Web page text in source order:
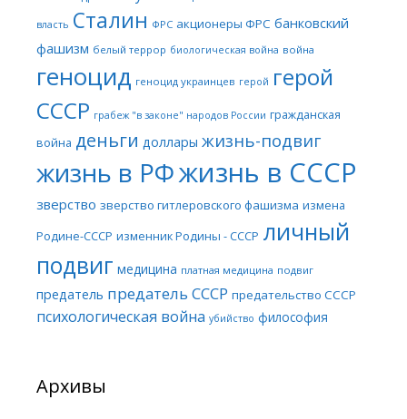
власть Сталин ФРС акционеры ФРС банковский
фашизм белый террор биологическая война война
геноцид геноцид украинцев герой герой
СССР грабеж "в законе" народов России гражданская
война деньги доллары жизнь-подвиг
жизнь в РФжизнь в СССР
зверство зверство гитлеровского фашизма измена
Родине-СССР изменник Родины - СССР личный
подвиг медицина платная медицина подвиг
предатель предатель СССР предательство СССР
психологическая война убийство философия
Архивы